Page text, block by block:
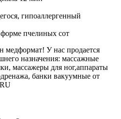
гипоаллергенный
пчелиных сот
медформат! У нас продается
назначения: массажные
массажеры для ног,аппараты
банки вакуумные от